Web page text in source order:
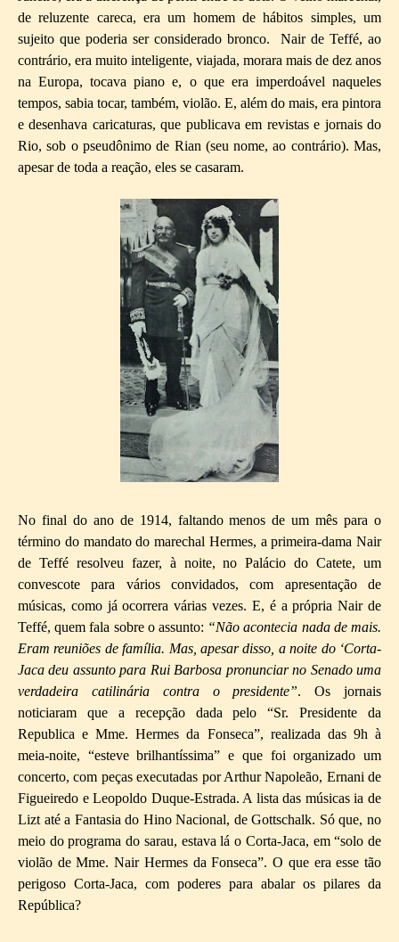
de reluzente careca, era um homem de hábitos simples, um
sujeito que poderia ser considerado bronco.
Nair de Teffé, ao
contrário, era muito inteligente, viajada, morara mais de dez anos
na Europa, tocava piano e, o que era imperdoável naqueles
tempos, sabia tocar, também, violão. E, além do mais, era pintora
e desenhava caricaturas, que publicava em revistas e jornais do
Rio, sob o pseudônimo de Rian (seu nome, ao contrário). Mas,
apesar de toda a reação, eles se casaram.
No final do ano de 1914, faltando menos de um mês para o
término do mandato do marechal Hermes, a primeira-dama Nair
de Teffé resolveu fazer, à noite, no Palácio do Catete, um
convescote para vários convidados, com apresentação de
músicas, como já ocorrera várias vezes. E, é a própria Nair de
Teffé, quem fala sobre o assunto: “Não acontecia nada de mais.
Eram reuniões de família. Mas, apesar disso, a noite do ‘Corta-
Jaca deu assunto para Rui Barbosa pronunciar no Senado uma
verdadeira catilinária contra o presidente”. Os jornais
noticiaram que a recepção dada pelo “Sr. Presidente da
Republica e Mme. Hermes da Fonseca”, realizada das 9h à
meia-noite, “esteve brilhantíssima” e que foi organizado um
concerto, com peças executadas por Arthur Napoleão, Ernani de
Figueiredo e Leopoldo Duque-Estrada. A lista das músicas ia de
Lizt até a Fantasia do Hino Nacional, de Gottschalk. Só que, no
meio do programa do sarau, estava lá o Corta-Jaca, em “solo de
violão de Mme. Nair Hermes da Fonseca”. O que era esse tão
perigoso Corta-Jaca, com poderes para abalar os pilares da
República?